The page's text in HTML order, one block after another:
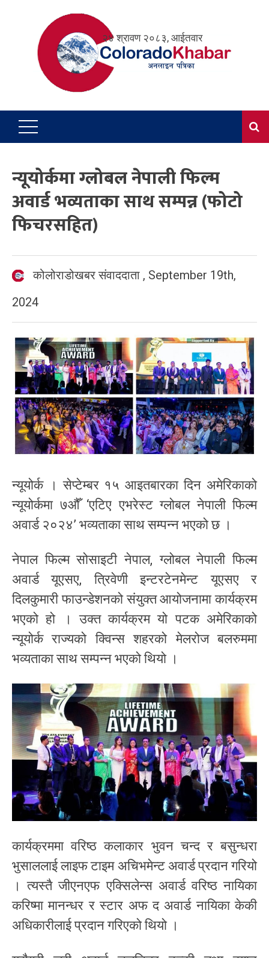
२४ श्रावण २०८३, आईतवार
न्यूयोर्कमा ग्लोबल नेपाली फिल्म
अवार्ड भव्यताका साथ सम्पन्न (फोटो
फिचरसहित)
कोलोराडोखबर संवाददाता , September 19th,
2024
न्यूयोर्क । सेप्टेम्बर १५ आइतबारका दिन अमेरिकाको
न्यूयोर्कमा ७औँ ‘एटिए एभरेस्ट ग्लोबल नेपाली फिल्म
अवार्ड २०२४’ भव्यताका साथ सम्पन्न भएको छ ।
नेपाल फिल्म सोसाइटी नेपाल, ग्लोबल नेपाली फिल्म
अवार्ड यूएसए, त्रिवेणी इन्टरटेनमेन्ट यूएसए र
दिलकुमारी फाउन्डेशनको संयुक्त आयोजनामा कार्यक्रम
भएको हो । उक्त कार्यक्रम यो पटक अमेरिकाको
न्यूयोर्क राज्यको क्विन्स शहरको मेलरोज बलरुममा
भव्यताका साथ सम्पन्न भएको थियो ।
कार्यक्रममा वरिष्ठ कलाकार भुवन चन्द र बसुन्धरा
भुसाललाई लाइफ टाइम अचिभमेन्ट अवार्ड प्रदान गरियो
। त्यस्तै जीएनएफ एक्सिलेन्स अवार्ड वरिष्ठ नायिका
करिष्मा मानन्धर र स्टार अफ द अवार्ड नायिका केकी
अधिकारीलाई प्रदान गरिएको थियो ।